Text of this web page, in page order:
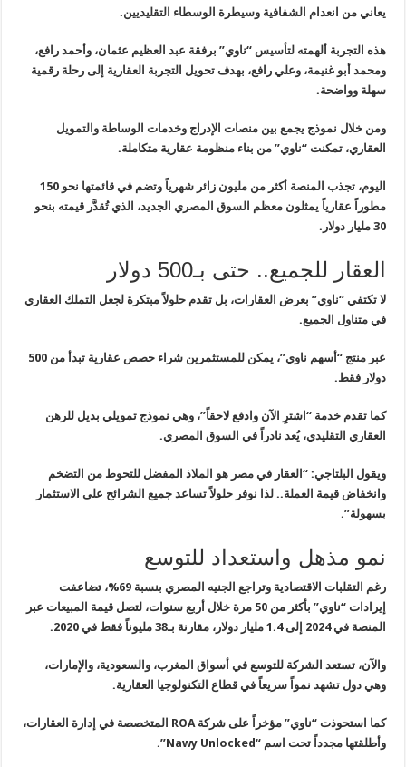
يعاني من انعدام الشفافية وسيطرة الوسطاء التقليديين.
هذه التجربة ألهمته لتأسيس “ناوي” برفقة عبد العظيم عثمان، وأحمد رافع،
ومحمد أبو غنيمة، وعلي رافع، بهدف تحويل التجربة العقارية إلى رحلة رقمية
سهلة وواضحة.
ومن خلال نموذج يجمع بين منصات الإدراج وخدمات الوساطة والتمويل
العقاري، تمكنت “ناوي” من بناء منظومة عقارية متكاملة.
اليوم، تجذب المنصة أكثر من مليون زائر شهرياً وتضم في قائمتها نحو 150
مطوراً عقارياً يمثلون معظم السوق المصري الجديد، الذي تُقدَّر قيمته بنحو
30 مليار دولار.
العقار للجميع.. حتى بـ500 دولار
لا تكتفي “ناوي” بعرض العقارات، بل تقدم حلولاً مبتكرة لجعل التملك العقاري
في متناول الجميع.
عبر منتج “أسهم ناوي”، يمكن للمستثمرين شراء حصص عقارية تبدأ من 500
دولار فقط.
كما تقدم خدمة “اشترِ الآن وادفع لاحقاً”، وهي نموذج تمويلي بديل للرهن
العقاري التقليدي، يُعد نادراً في السوق المصري.
ويقول البلتاجي: “العقار في مصر هو الملاذ المفضل للتحوط من التضخم
وانخفاض قيمة العملة.. لذا نوفر حلولاً تساعد جميع الشرائح على الاستثمار
بسهولة”.
نمو مذهل واستعداد للتوسع
رغم التقلبات الاقتصادية وتراجع الجنيه المصري بنسبة 69%، تضاعفت
إيرادات “ناوي” بأكثر من 50 مرة خلال أربع سنوات، لتصل قيمة المبيعات عبر
المنصة في 2024 إلى 1.4 مليار دولار، مقارنة بـ38 مليوناً فقط في 2020.
والآن، تستعد الشركة للتوسع في أسواق المغرب، والسعودية، والإمارات،
وهي دول تشهد نمواً سريعاً في قطاع التكنولوجيا العقارية.
كما استحوذت “ناوي” مؤخراً على شركة ROA المتخصصة في إدارة العقارات،
وأطلقتها مجدداً تحت اسم “Nawy Unlocked”.